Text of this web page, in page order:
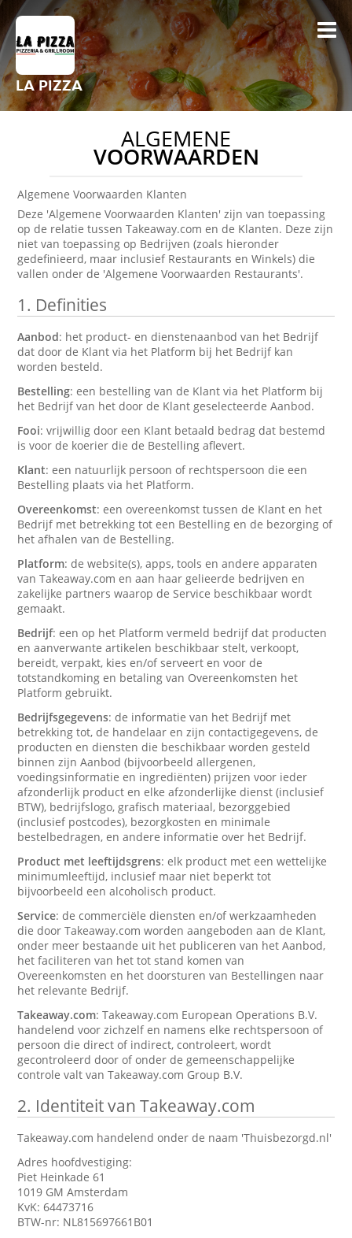
LA PIZZA
ALGEMENE
VOORWAARDEN
Algemene Voorwaarden Klanten
Deze 'Algemene Voorwaarden Klanten' zijn van toepassing
op de relatie tussen Takeaway.com en de Klanten. Deze zijn
niet van toepassing op Bedrijven (zoals hieronder
gedefinieerd, maar inclusief Restaurants en Winkels) die
vallen onder de 'Algemene Voorwaarden Restaurants'.
1. Definities
Aanbod: het product- en dienstenaanbod van het Bedrijf
dat door de Klant via het Platform bij het Bedrijf kan
worden besteld.
Bestelling: een bestelling van de Klant via het Platform bij
het Bedrijf van het door de Klant geselecteerde Aanbod.
Fooi: vrijwillig door een Klant betaald bedrag dat bestemd
is voor de koerier die de Bestelling aflevert.
Klant: een natuurlijk persoon of rechtspersoon die een
Bestelling plaats via het Platform.
Overeenkomst: een overeenkomst tussen de Klant en het
Bedrijf met betrekking tot een Bestelling en de bezorging of
het afhalen van de Bestelling.
Platform: de website(s), apps, tools en andere apparaten
van Takeaway.com en aan haar gelieerde bedrijven en
zakelijke partners waarop de Service beschikbaar wordt
gemaakt.
Bedrijf: een op het Platform vermeld bedrijf dat producten
en aanverwante artikelen beschikbaar stelt, verkoopt,
bereidt, verpakt, kies en/of serveert en voor de
totstandkoming en betaling van Overeenkomsten het
Platform gebruikt.
Bedrijfsgegevens: de informatie van het Bedrijf met
betrekking tot, de handelaar en zijn contactigegevens, de
producten en diensten die beschikbaar worden gesteld
binnen zijn Aanbod (bijvoorbeeld allergenen,
voedingsinformatie en ingrediënten) prijzen voor ieder
afzonderlijk product en elke afzonderlijke dienst (inclusief
BTW), bedrijfslogo, grafisch materiaal, bezorggebied
(inclusief postcodes), bezorgkosten en minimale
bestelbedragen, en andere informatie over het Bedrijf.
Product met leeftijdsgrens: elk product met een wettelijke
minimumleeftijd, inclusief maar niet beperkt tot
bijvoorbeeld een alcoholisch product.
Service: de commerciële diensten en/of werkzaamheden
die door Takeaway.com worden aangeboden aan de Klant,
onder meer bestaande uit het publiceren van het Aanbod,
het faciliteren van het tot stand komen van
Overeenkomsten en het doorsturen van Bestellingen naar
het relevante Bedrijf.
Takeaway.com: Takeaway.com European Operations B.V.
handelend voor zichzelf en namens elke rechtspersoon of
persoon die direct of indirect, controleert, wordt
gecontroleerd door of onder de gemeenschappelijke
controle valt van Takeaway.com Group B.V.
2. Identiteit van Takeaway.com
Takeaway.com handelend onder de naam 'Thuisbezorgd.nl'
Adres hoofdvestiging:
Piet Heinkade 61
1019 GM Amsterdam
KvK: 64473716
BTW-nr: NL815697661B01